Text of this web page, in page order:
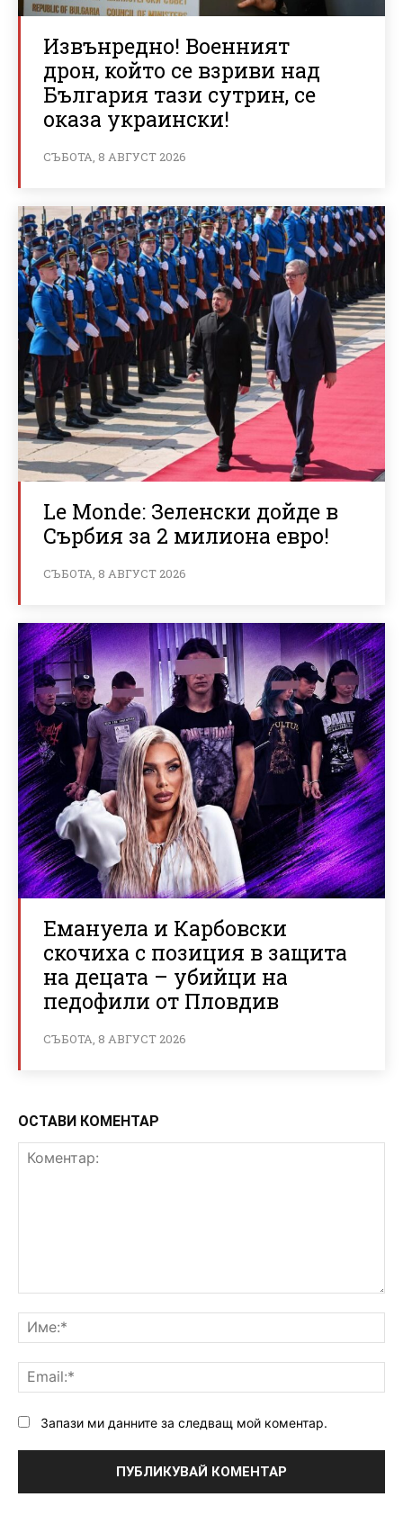
Извънредно! Военният
дрон, който се взриви над
България тази сутрин, се
оказа украински!
СЪБОТА, 8 АВГУСТ 2026
Le Monde: Зеленски дойде в
Сърбия за 2 милиона евро!
СЪБОТА, 8 АВГУСТ 2026
Емануела и Карбовски
скочиха с позиция в защита
на децата – убийци на
педофили от Пловдив
СЪБОТА, 8 АВГУСТ 2026
ОСТАВИ КОМЕНТАР
Запази ми данните за следващ мой коментар.